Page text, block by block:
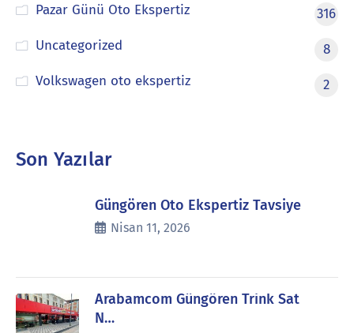
Pazar Günü Oto Ekspertiz
316
Uncategorized
8
Volkswagen oto ekspertiz
2
Son Yazılar
Güngören Oto Ekspertiz Tavsiye
Nisan 11, 2026
Arabamcom Güngören Trink Sat
N…